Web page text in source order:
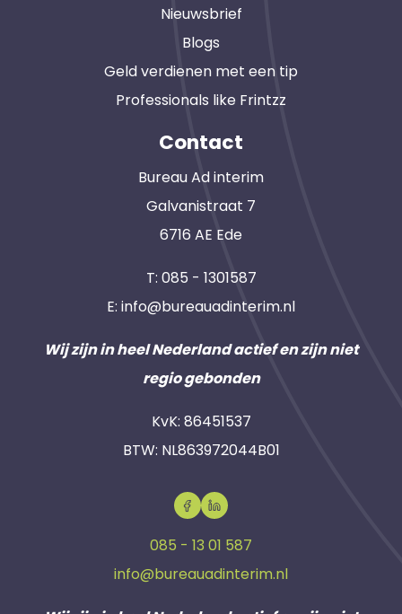
Nieuwsbrief
Blogs
Geld verdienen met een tip
Professionals like Frintzz
Contact
Bureau Ad interim
Galvanistraat 7
6716 AE Ede
T: 085 - 1301587
E: info@bureauadinterim.nl
Wij zijn in heel Nederland actief en zijn niet
regio gebonden
KvK: 86451537
BTW: NL863972044B01
085 - 13 01 587
info@bureauadinterim.nl